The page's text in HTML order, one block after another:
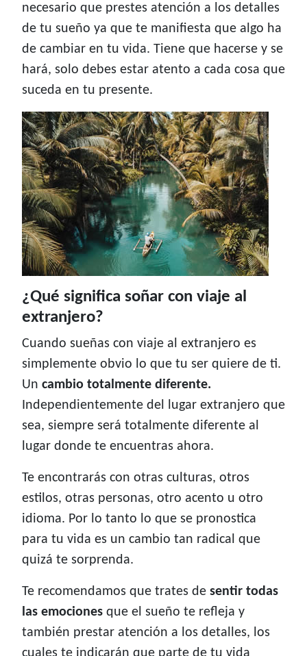
necesario que prestes atención a los detalles
de tu sueño ya que te manifiesta que algo ha
de cambiar en tu vida. Tiene que hacerse y se
hará, solo debes estar atento a cada cosa que
suceda en tu presente.
¿Qué significa soñar con viaje al
extranjero?
Cuando sueñas con viaje al extranjero es
simplemente obvio lo que tu ser quiere de ti.
Un cambio totalmente diferente.
Independientemente del lugar extranjero que
sea, siempre será totalmente diferente al
lugar donde te encuentras ahora.
Te encontrarás con otras culturas, otros
estilos, otras personas, otro acento u otro
idioma. Por lo tanto lo que se pronostica
para tu vida es un cambio tan radical que
quizá te sorprenda.
Te recomendamos que trates de sentir todas
las emociones que el sueño te refleja y
también prestar atención a los detalles, los